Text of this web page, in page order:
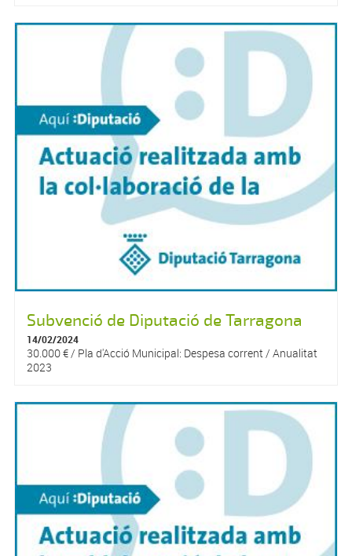
Subvenció de Diputació de Tarragona
14/02/2024
30.000 € / Pla d'Acció Municipal: Despesa corrent / Anualitat
2023